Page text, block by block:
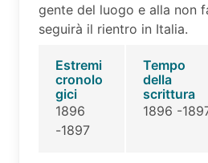
gente del luogo e alla non
seguirà il rientro in Italia.
Estremi
cronolo
gici
1896
-1897
Tempo
della
scrittura
1896 -